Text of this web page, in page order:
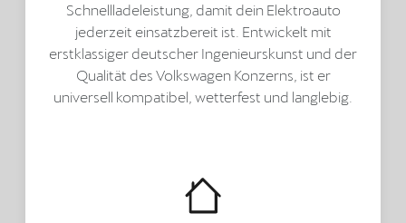
Schnellladeleistung, damit dein Elektroauto
jederzeit einsatzbereit ist. Entwickelt mit
erstklassiger deutscher Ingenieurskunst und der
Qualität des Volkswagen Konzerns, ist er
universell kompatibel, wetterfest und langlebig.